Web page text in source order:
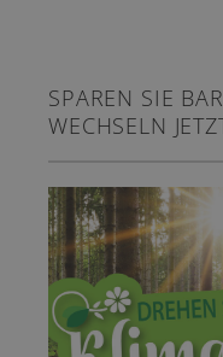
SPAREN SIE
WECHSELN